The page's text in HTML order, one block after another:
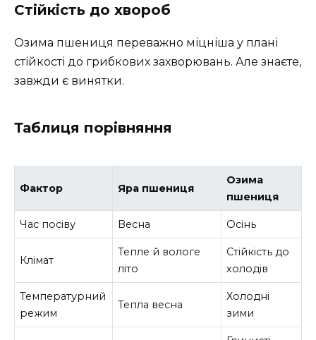
Стійкість до хвороб
Озима пшениця переважно міцніша у плані
стійкості до грибкових захворювань. Але знаєте,
завжди є винятки.
Таблиця порівняння
Фактор Яра пшениця
Озима
пшениця
Час посіву Весна Осінь
Клімат
Тепле й вологе
літо
Стійкість до
холодів
Температурний
режим
Тепла весна
Холодні
зими